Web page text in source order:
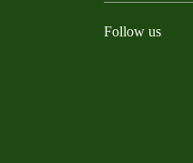
Follow us